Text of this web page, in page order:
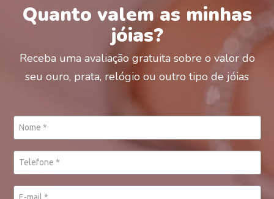
Quanto valem as minhas
jóias?
Receba uma avaliação gratuita sobre o valor do
seu ouro, prata, relógio ou outro tipo de jóias